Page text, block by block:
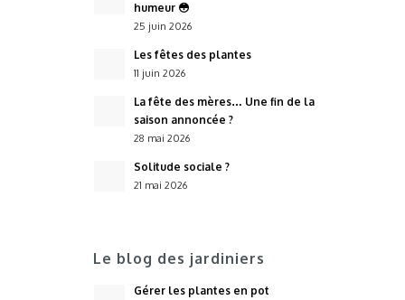
humeur 😳
25 juin 2026
Les fêtes des plantes
11 juin 2026
La fête des mères… Une fin de la
saison annoncée ?
28 mai 2026
Solitude sociale ?
21 mai 2026
Le blog des jardiniers
Gérer les plantes en pot